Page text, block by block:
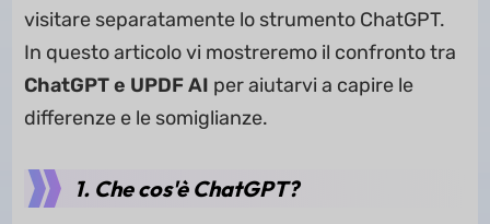
visitare separatamente lo strumento ChatGPT.
In questo articolo vi mostreremo il confronto tra
ChatGPT e UPDF AI per aiutarvi a capire le
differenze e le somiglianze.
1. Che cos'è ChatGPT?